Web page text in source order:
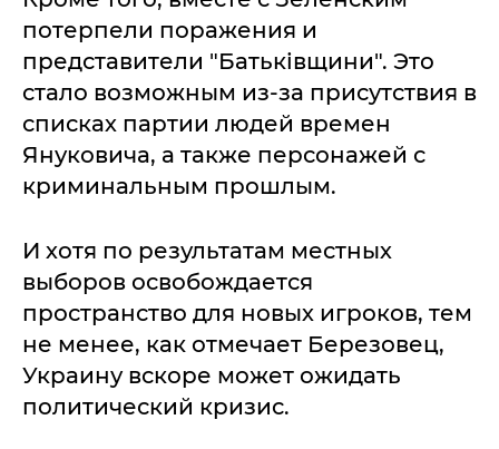
потерпели поражения и
представители "Батьківщини". Это
стало возможным из-за присутствия в
списках партии людей времен
Януковича, а также персонажей с
криминальным прошлым.
И хотя по результатам местных
выборов освобождается
пространство для новых игроков, тем
не менее, как отмечает Березовец,
Украину вскоре может ожидать
политический кризис.